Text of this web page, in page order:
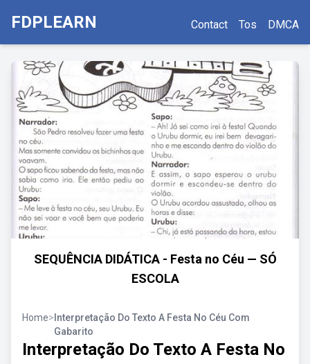
FDPLEARN Contact Tos DMCA
SEQUÊNCIA DIDÁTICA - Festa no Céu — SÓ
ESCOLA
Home> Interpretação Do Texto A Festa No Céu Com
Gabarito
Interpretação Do Texto A Festa No